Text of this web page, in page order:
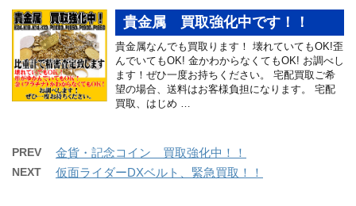
貴金属 買取強化中です！！
貴金属なんでも買取ります！ 壊れていてもOK!歪
んでいてもOK! 金かわからなくてもOK! お調べし
ます！ぜひ一度お持ちください。 宅配買取ご希
望の場合、送料はお客様負担になります。 宅配
買取、はじめ …
PREV 金貨・記念コイン 買取強化中！！
NEXT 仮面ライダーDXベルト、緊急買取！！